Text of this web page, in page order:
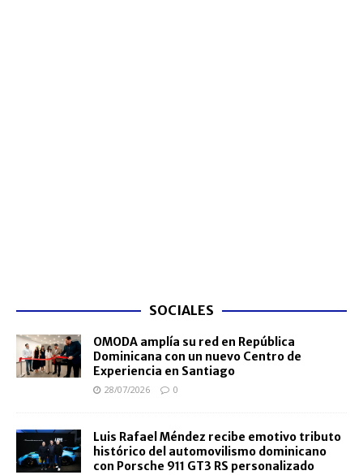
SOCIALES
OMODA amplía su red en República
Dominicana con un nuevo Centro de
Experiencia en Santiago
28/07/2026 0
Luis Rafael Méndez recibe emotivo tributo
histórico del automovilismo dominicano
con Porsche 911 GT3 RS personalizado